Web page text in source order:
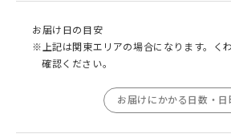
お届け日の目安
※上記は関東エリアの場合になります。く
確認ください。
お届けにかかる日数・日